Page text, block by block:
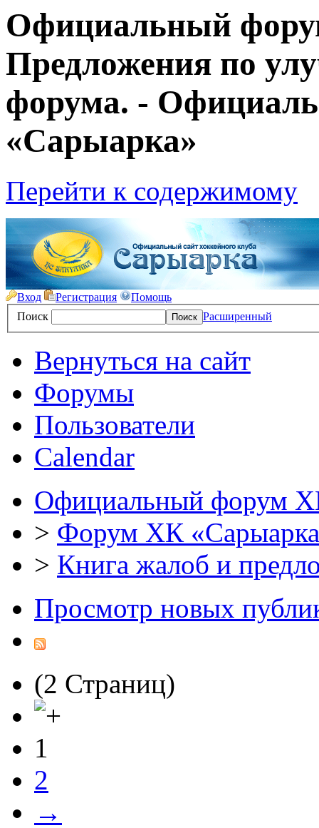
Официальный
Предложения по
форума. -
«Сарыарка»
Перейти к содержимому
Вход Регистрация
Помощь
Поиск
Расширенный
Вернуться на сайт
Форумы
Пользователи
Calendar
Официальный форум
> Форум ХК
> Книга жалоб и
Просмотр новых
(2 Страниц)
1
2
→